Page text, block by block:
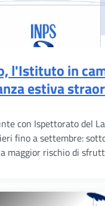
l'Istituto in
estiva
con Ispettorato del
fino a settembre:
maggior rischio di